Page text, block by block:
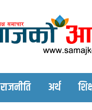
राजनीति अर्थ